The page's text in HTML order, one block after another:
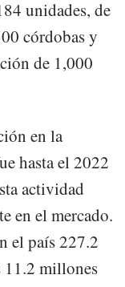
unidades, de
córdobas y
de 1,000
en la
hasta el 2022
actividad
en el mercado.
el país 227.2
11.2 millones